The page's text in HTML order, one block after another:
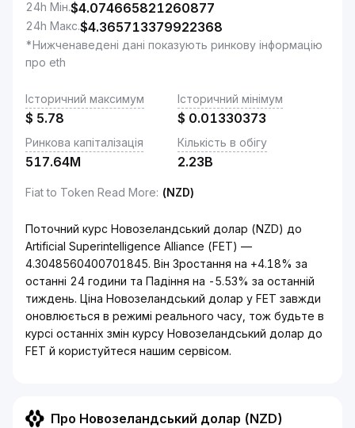
24h Мін.$4.074665821260877
24h Макс.$4.365713379922368
*Нижченаведені дані показують ринкову інформацію
про eth
Історичний максимум
$ 5.78
Історичний мінімум
$ 0.01330373
Ринкова капіталізація
517.64M
Кількість в обігу
2.23B
Fiat to Token Read More: (NZD)
Поточний курс Новозеландський долар (NZD) до
Artificial Superintelligence Alliance (FET) —
4.3048560400701845. Він Зростання на +4.18% за
останні 24 години та Падіння на -5.53% за останній
тиждень. Ціна Новозеландський долар у FET завжди
оновлюється в режимі реального часу, тож будьте в
курсі останніх змін курсу Новозеландський долар до
FET й користуйтеся нашим сервісом.
Про Новозеландський долар (NZD)